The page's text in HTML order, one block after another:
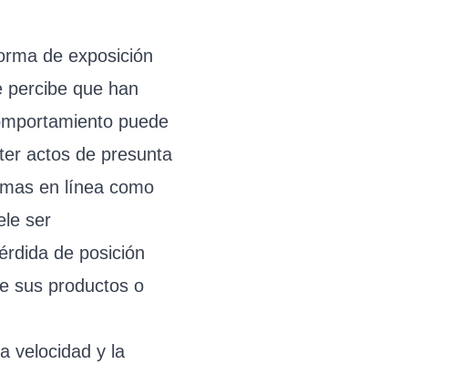
de exposición
percibe que han
puede
actos de presunta
en línea como
ser
de posición
sus productos o
velocidad y la